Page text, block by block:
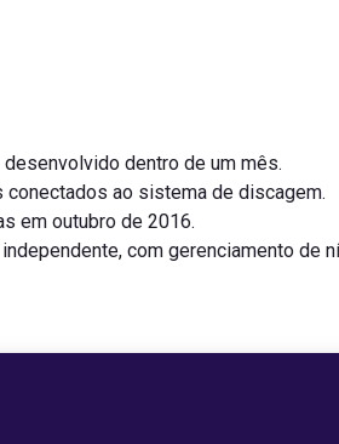
dentro de um mês.
conectados ao sistema de discagem.
em outubro de 2016.
com gerenciamento de